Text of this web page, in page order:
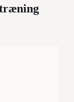
træning